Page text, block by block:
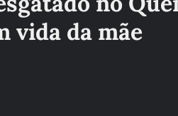
vida da mãe